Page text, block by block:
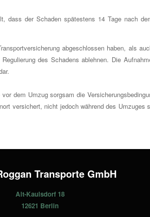
dass der Schaden spätestens 14 Tage nach
abgeschlossen haben, als
des Schadens ablehnen. Die
dem Umzug sorgsam die
versichert, nicht jedoch während des
Transporte GmbH
Alt-Kaulsdorf 18
12621 Berlin